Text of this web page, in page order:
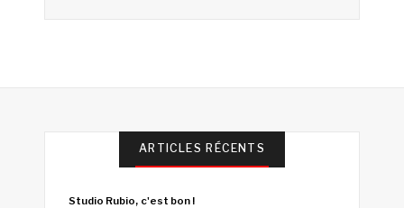
ARTICLES RÉCENTS
Studio Rubio, c'est bon !